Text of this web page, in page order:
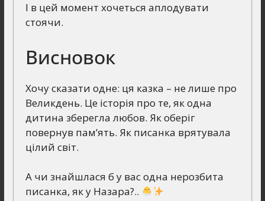
І в цей момент хочеться аплодувати
стоячи.
Висновок
Хочу сказати одне: ця казка – не лише про
Великдень. Це історія про те, як одна
дитина зберегла любов. Як оберіг
повернув пам’ять. Як писанка врятувала
цілий світ.
А чи знайшлася б у вас одна нерозбита
писанка, як у Назара?..